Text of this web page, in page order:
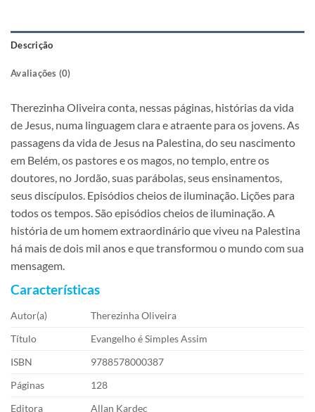
Descrição
Avaliações (0)
Therezinha Oliveira conta, nessas páginas, histórias da vida
de Jesus, numa linguagem clara e atraente para os jovens. As
passagens da vida de Jesus na Palestina, do seu nascimento
em Belém, os pastores e os magos, no templo, entre os
doutores, no Jordão, suas parábolas, seus ensinamentos,
seus discípulos. Episódios cheios de iluminação. Lições para
todos os tempos. São episódios cheios de iluminação. A
história de um homem extraordinário que viveu na Palestina
há mais de dois mil anos e que transformou o mundo com sua
mensagem.
Características
Autor(a)
Therezinha Oliveira
Título
Evangelho é Simples Assim
ISBN
9788578000387
Páginas
128
Editora
Allan Kardec